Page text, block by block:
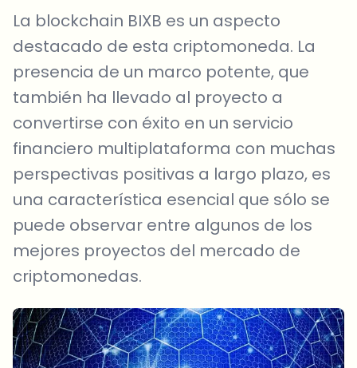
La blockchain BIXB es un aspecto
destacado de esta criptomoneda. La
presencia de un marco potente, que
también ha llevado al proyecto a
convertirse con éxito en un servicio
financiero multiplataforma con muchas
perspectivas positivas a largo plazo, es
una característica esencial que sólo se
puede observar entre algunos de los
mejores proyectos del mercado de
criptomonedas.